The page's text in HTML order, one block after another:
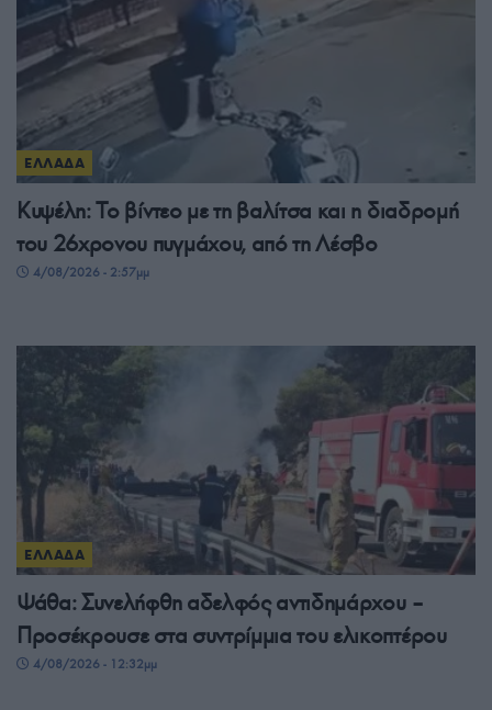
ΕΛΛΑΔΑ
Κυψέλη: Το βίντεο με τη βαλίτσα και η διαδρομή
του 26χρονου πυγμάχου, από τη Λέσβο
4/08/2026 - 2:57μμ
ΕΛΛΑΔΑ
Ψάθα: Συνελήφθη αδελφός αντιδημάρχου –
Προσέκρουσε στα συντρίμμια του ελικοπτέρου
4/08/2026 - 12:32μμ